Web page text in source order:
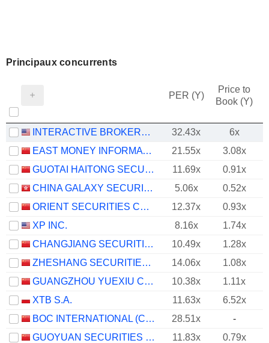
Principaux concurrents
PER (Y)
Price to
Book (Y)
INTERACTIVE BROKERS GROUP, INC. 32.43x
6x
EAST MONEY INFORMATION CO.,LTD.
21.55x
3.08x
GUOTAI HAITONG SECURITIES CO., LTD.
11.69x
0.91x
CHINA GALAXY SECURITIES CO., LTD.
5.06x
0.52x
ORIENT SECURITIES COMPANY LIMITED
12.37x
0.93x
XP INC.
8.16x
1.74x
CHANGJIANG SECURITIES COMPANY LIMITED
10.49x
1.28x
ZHESHANG SECURITIES CO., LTD.
14.06x
1.08x
GUANGZHOU YUEXIU CAPITAL HOLDINGS GROUP CO., LTD.
10.38x
1.11x
XTB S.A.
11.63x
6.52x
BOC INTERNATIONAL (CHINA) CO., LTD.
28.51x
-
GUOYUAN SECURITIES COMPANY LIMITED
11.83x
0.79x